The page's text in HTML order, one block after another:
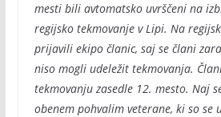
mesti bili avtomatsko uvrščeni na
regijsko tekmovanje v Lipi. Na
prijavili ekipo članic, saj se člani
niso mogli udeležit tekmovanja.
tekmovanju zasedle 12. mesto. Naj
obenem pohvalim veterane, ki so se